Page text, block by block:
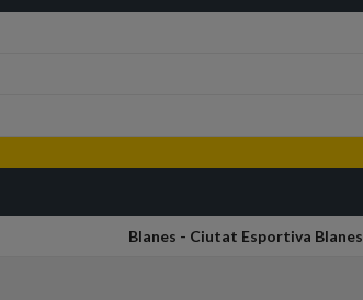
Blanes - Ciutat Esportiva Blanes